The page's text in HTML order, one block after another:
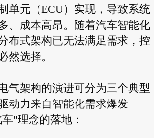
单元（ECU）实现，导致系统
、成本高昂。随着汽车智能化
布式架构已无法满足需求，控
然选择。
气架构的演进可分为三个典型
动力来自智能化需求爆发
"理念的落地：